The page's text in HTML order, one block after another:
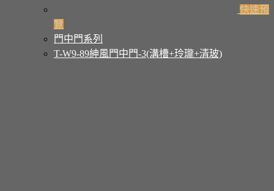
快速預
覽
門中門系列
T-W9-89紳風門中門-3(溝槽+玲瓏+清玻)